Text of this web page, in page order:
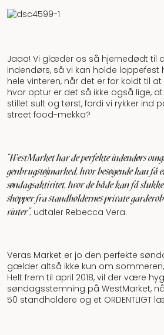
Jaaa! Vi glæder os så hjernedødt til
indendørs, så vi kan holde
hele vinteren, når det er for koldt til
hvor optur er det så ikke også lige,
stillet sult og tørst, fordi vi rykker ind
street food-mekka?
“WestMarket har de perfekte indendørs
genbrugstøjmarked, hvor besøgende kan få
søndagsaktivitet, hvor de både kan få
shopper fra standholdernes private
vinter”, udtaler Rebecca Vera.
Veras Market er jo den perfekte
gælder altså ikke kun om
Helt frem til april 2018, vil der være
søndagsstemning på WestMarket,
50 standholdere og et ORDENTLIGT